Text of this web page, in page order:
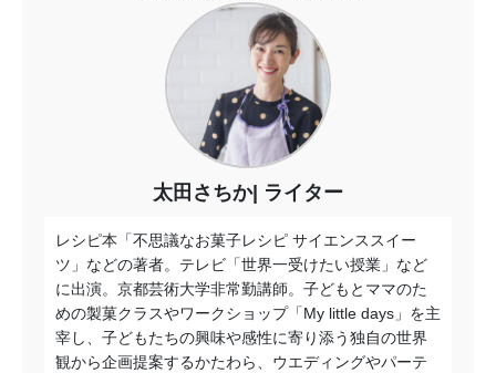
太田さちか ライター
レシピ本「不思議なお菓子レシピ サイエンススイー
ツ」などの著者。テレビ「世界一受けたい授業」など
に出演。京都芸術大学非常勤講師。子どもとママのた
めの製菓クラスやワークショップ「My little days」を主
宰し、子どもたちの興味や感性に寄り添う独自の世界
観から企画提案するかたわら、ウエディングやパーテ